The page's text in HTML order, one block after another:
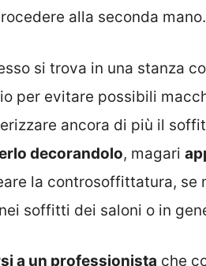
alla seconda mano.
si trova in una stanza
per evitare possibili
ancora di più il
decorandolo, magari
la controsoffittatura, se
soffitti dei saloni o in
a un professionista che